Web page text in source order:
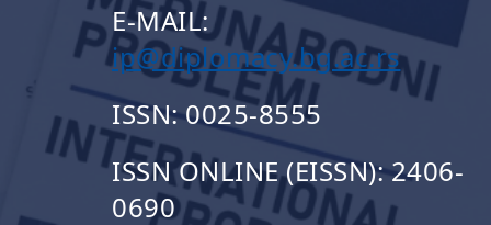
E-MAIL:
ip@diplomacy.bg.ac.rs
ISSN: 0025-8555
ISSN ONLINE (EISSN): 2406-
0690